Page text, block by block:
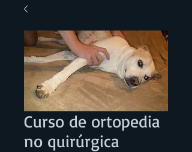
Curso de ortopedia
no quirúrgica